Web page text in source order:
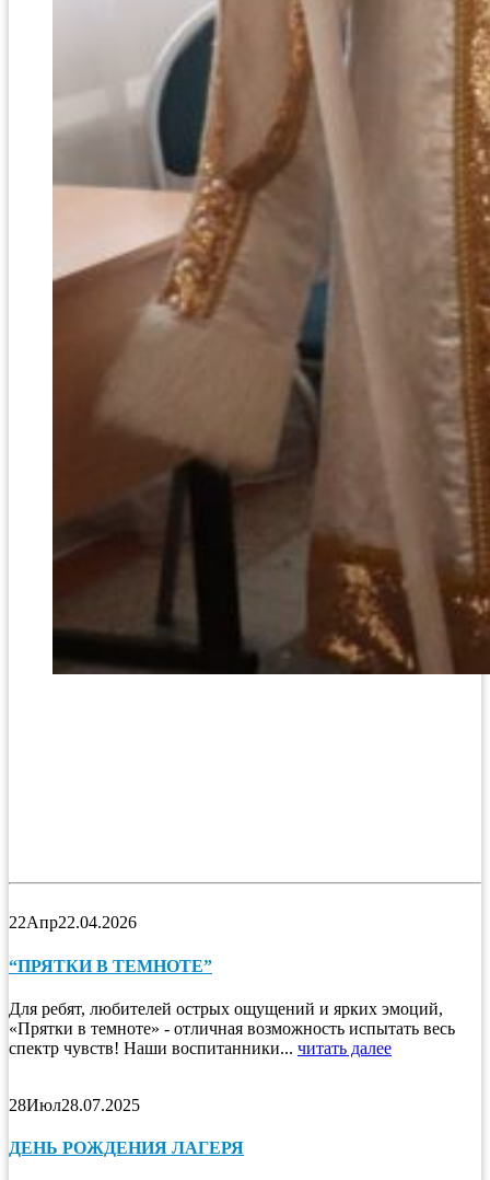
22Апр22.04.2026
“ПРЯТКИ В ТЕМНОТЕ”
Для ребят, любителей острых ощущений и ярких эмоций,
«Прятки в темноте» - отличная возможность испытать весь
спектр чувств! Наши воспитанники... читать далее
28Июл28.07.2025
ДЕНЬ РОЖДЕНИЯ ЛАГЕРЯ